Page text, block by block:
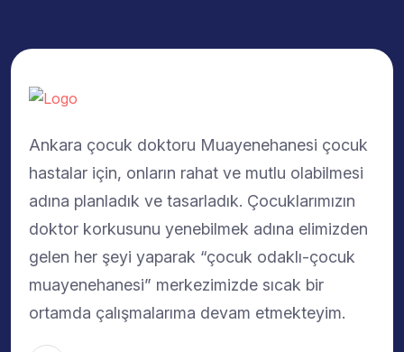
Ankara çocuk doktoru Muayenehanesi çocuk
hastalar için, onların rahat ve mutlu olabilmesi
adına planladık ve tasarladık. Çocuklarımızın
doktor korkusunu yenebilmek adına elimizden
gelen her şeyi yaparak “çocuk odaklı-çocuk
muayenehanesi” merkezimizde sıcak bir
ortamda çalışmalarıma devam etmekteyim.